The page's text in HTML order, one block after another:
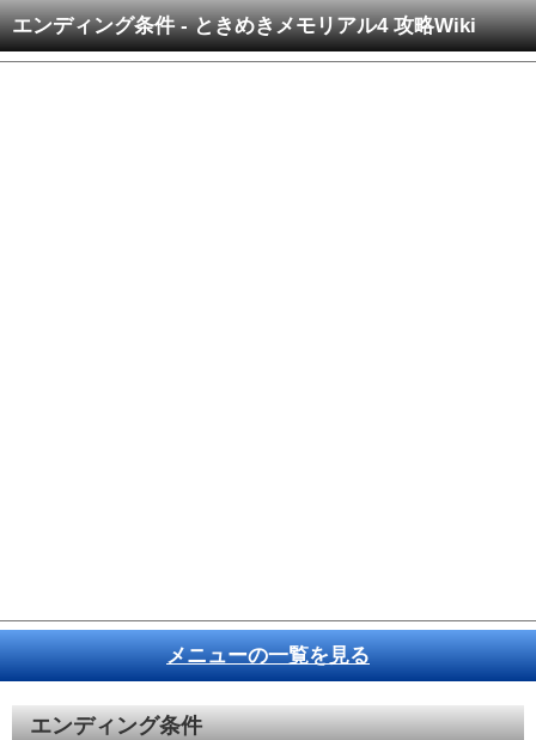
エンディング条件 - ときめきメモリアル4 攻略Wiki
メニューの一覧を見る
エンディング条件